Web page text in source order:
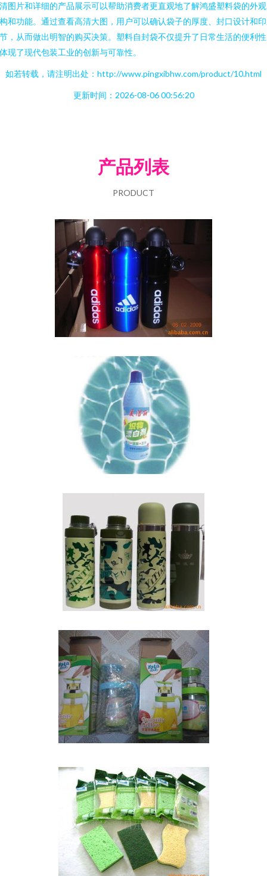
图片和详细的产品展示可以帮助消费者更直观地了解鸿盛塑料袋的外
和功能。通过查看高清大图，用户可以确认袋子的厚度、封口设计和
，从而做出明智的购买决策。塑料自封袋不仅提升了日常生活的便利
现了现代包装工业的创新与可靠性。
如若转载，请注明出处：http://www.pingxibhw.com/product/10.html
更新时间：2026-08-06 00:56:20
产品列表
PRODUCT